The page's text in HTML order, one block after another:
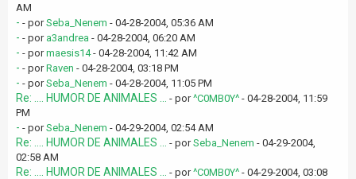
AM
- - porSeba_Nenem - 04-28-2004, 05:36 AM
- - por a3andrea - 04-28-2004, 06:20 AM
- - pormaesis14- 04-28-2004, 11:42 AM
- - porRaven - 04-28-2004, 03:18 PM
- - porSeba_Nenem - 04-28-2004, 11:05 PM
Re: .... HUMOR DE ANIMALES ... - por^C0MB0Y^ - 04-28-2004, 11:59
PM
- - porSeba_Nenem - 04-29-2004, 02:54 AM
Re: .... HUMOR DE ANIMALES ... - porSeba_Nenem - 04-29-2004,
02:58 AM
Re: .... HUMOR DE ANIMALES ... - por^C0MB0Y^ - 04-29-2004, 03:08